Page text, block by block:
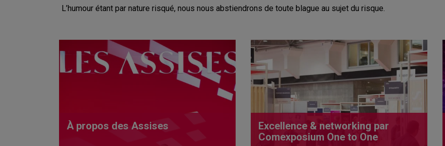
L’humour étant par nature risqué, nous nous abstiendrons de toute blague au sujet du risque.
À propos des Assises
Excellence & networking par
Comexposium One to One